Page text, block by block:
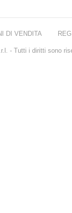
DI VENDITA
- Tutti i diritti sono